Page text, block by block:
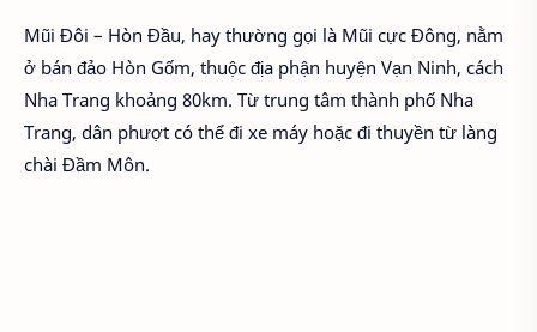
Mũi Đôi – Hòn Đầu, hay thường gọi là Mũi cực Đông, nằm
ở bán đảo Hòn Gốm, thuộc địa phận huyện Vạn Ninh, cách
Nha Trang khoảng 80km. Từ trung tâm thành phố Nha
Trang, dân phượt có thể đi xe máy hoặc đi thuyền từ làng
chài Đầm Môn.